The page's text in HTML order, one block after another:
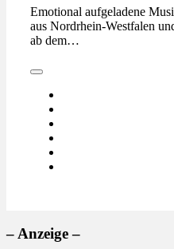
Emotional aufgeladene
aus Nordrhein-Westfalen
ab dem…
– Anzeige –